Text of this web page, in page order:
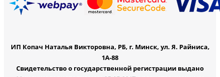
ИП Копач Наталья Викторовна, РБ, г. Минск, ул. Я. Райниса,
1А-88
Свидетельство о государственной регистрации выдано